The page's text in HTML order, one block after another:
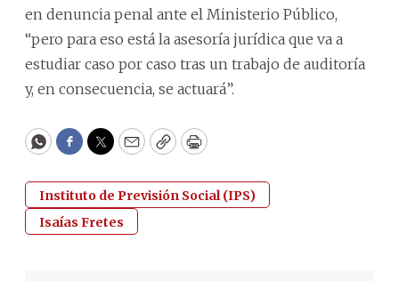
en denuncia penal ante el Ministerio Público,
“pero para eso está la asesoría jurídica que va a
estudiar caso por caso tras un trabajo de auditoría
y, en consecuencia, se actuará”.
WhatsApp
Facebook
Twitter
EmailCopyPrint
Instituto de Previsión Social (IPS)
Isaías Fretes